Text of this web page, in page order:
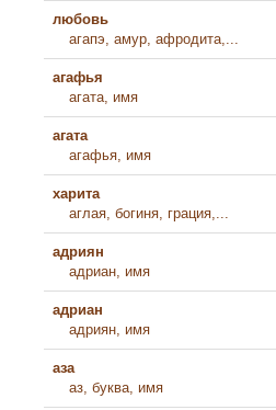
любовь
агапэ, амур, афродита,...
агафья
агата, имя
агата
агафья, имя
харита
аглая, богиня, грация,...
адриян
адриан, имя
адриан
адриян, имя
аза
аз, буква, имя